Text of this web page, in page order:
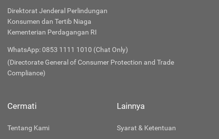
Direktorat Jenderal Perlindungan
Konsumen dan Tertib Niaga
Kementerian Perdagangan RI
WhatsApp: 0853 1111 1010 (Chat Only)
(Directorate General of Consumer Protection and Trade
Compliance)
Cermati
Tentang Kami
Lainnya
Syarat & Ketentuan